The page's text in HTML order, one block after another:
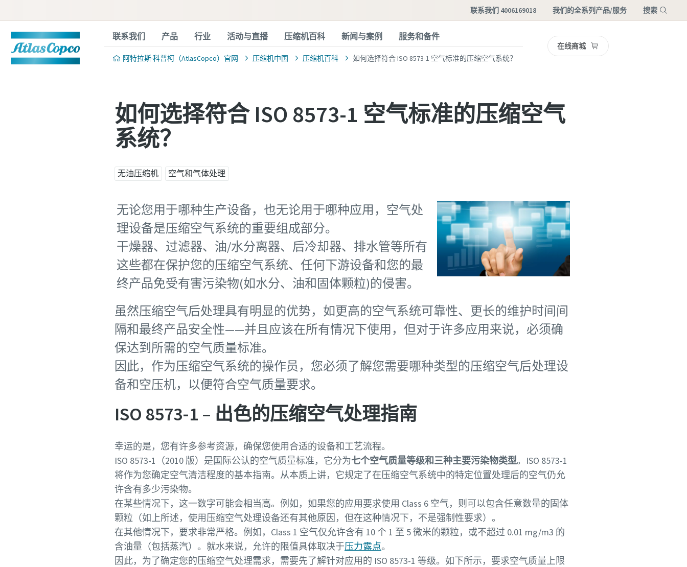
联系我们 4006169018 我们的全系列产品/服务 搜索
联系我们 产品 行业 活动与直播 压缩机百科 新闻与案例 服务和备件
阿特拉斯·科普柯（AtlasCopco）官网 压缩机中国 压缩机百科 如何选择符合 ISO 8573-1 空气标准的压缩空气系统？
在线商城
如何选择符合 ISO 8573-1 空气标准的压缩空气
系统？
无油压缩机 空气和气体处理
无论您用于哪种生产设备，也无论用于哪种应用，空气处
理设备是压缩空气系统的重要组成部分。
干燥器、过滤器、油/水分离器、后冷却器、排水管等所有
这些都在保护您的压缩空气系统、任何下游设备和您的最
终产品免受有害污染物(如水分、油和固体颗粒)的侵害。
虽然压缩空气后处理具有明显的优势，如更高的空气系统可靠性、更长的维护时间间
隔和最终产品安全性——并且应该在所有情况下使用，但对于许多应用来说，必须确
保达到所需的空气质量标准。
因此，作为压缩空气系统的操作员，您必须了解您需要哪种类型的压缩空气后处理设
备和空压机，以便符合空气质量要求。
ISO 8573-1 – 出色的压缩空气处理指南
幸运的是，您有许多参考资源，确保您使用合适的设备和工艺流程。
ISO 8573-1（2010 版）是国际公认的空气质量标准，它分为七个空气质量等级和三种主要污染物类型。ISO 8573-1
将作为您确定空气清洁程度的基本指南。从本质上讲，它规定了在压缩空气系统中的特定位置处理后的空气仍允
许含有多少污染物。
在某些情况下，这一数字可能会相当高。例如，如果您的应用要求使用 Class 6 空气，则可以包含任意数量的固体
颗粒（如上所述，使用压缩空气处理设备还有其他原因，但在这种情况下，不是强制性要求）。
在其他情况下，要求非常严格。例如，Class 1 空气仅允许含有 10 个 1 至 5 微米的颗粒，或不超过 0.01 mg/m3 的
含油量（包括蒸汽）。就水来说，允许的限值具体取决于压力露点。
因此，为了确定您的压缩空气处理需求，需要先了解针对应用的 ISO 8573-1 等级。如下所示，要求空气质量上限